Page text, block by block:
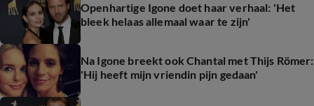
Openhartige Igone doet haar verhaal: 'Het
bleek helaas allemaal waar te zijn'
Na Igone breekt ook Chantal met Thijs Römer:
'Hij heeft mijn vriendin pijn gedaan'